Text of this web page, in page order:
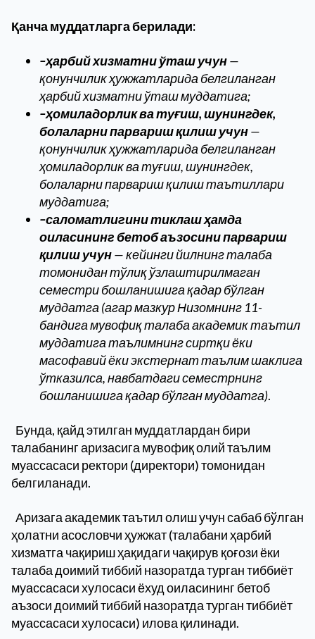
Қанча муддатларга берилади:
–ҳарбий хизматни ўташ учун—
қонунчилик ҳужжатларида белгиланган
ҳарбий хизматни ўташ муддатига;
–ҳомиладорлик ва туғиш, шунингдек,
болаларни парвариш қилиш учун—
қонунчилик ҳужжатларида белгиланган
ҳомиладорлик ва туғиш, шунингдек,
болаларни парвариш қилиш таътиллари
муддатига;
–саломатлигини тиклаш ҳамда
оиласининг бетоб аъзосини парвариш
қилиш учун— кейинги йилнинг талаба
томонидан тўлиқ ўзлаштирилмаган
семестри бошланишига қадар бўлган
муддатга (агар мазкур Низомнинг 11-
бандига мувофиқ талаба академик таътил
муддатига таълимнинг сиртқи ёки
масофавий ёки экстернат таълим шаклига
ўтказилса, навбатдаги семестрнинг
бошланишига қадар бўлган муддатга).
Бунда, қайд этилган муддатлардан бири
талабанинг аризасига мувофиқ олий таълим
муассасаси ректори (директори) томонидан
белгиланади.
Аризага академик таътил олиш учун сабаб бўлган
ҳолатни асословчи ҳужжат (талабани ҳарбий
хизматга чақириш ҳақидаги чақирув қоғози ёки
талаба доимий тиббий назоратда турган тиббиёт
муассасаси хулосаси ёхуд оиласининг бетоб
аъзоси доимий тиббий назоратда турган тиббиёт
муассасаси хулосаси) илова қилинади.